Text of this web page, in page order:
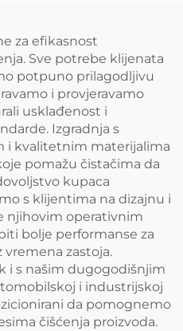
za efikasnost
Sve potrebe klijenata
potpuno prilagodljivu
i provjeravamo
usklađenost i
Izgradnja s
i kvalitetnim materijalima
pomažu čistačima da
kupaca
s klijentima na dizajnu i
njihovim operativnim
bolje performanse za
vremena zastoja.
i s našim dugogodišnjim
i industrijskoj
da pomognemo
čišćenja proizvoda.